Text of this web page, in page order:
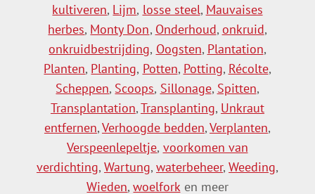
kultiveren, Lijm, losse steel, Mauvaises
herbes, Monty Don, Onderhoud, onkruid,
onkruidbestrijding, Oogsten, Plantation,
Planten, Planting, Potten, Potting, Récolte,
Scheppen, Scoops, Sillonage, Spitten,
Transplantation,Transplanting, Unkraut
entfernen,Verhoogde bedden,Verplanten,
Verspeenlepeltje, voorkomen van
verdichting, Wartung,waterbeheer,Weeding,
Wieden,woelforken meer